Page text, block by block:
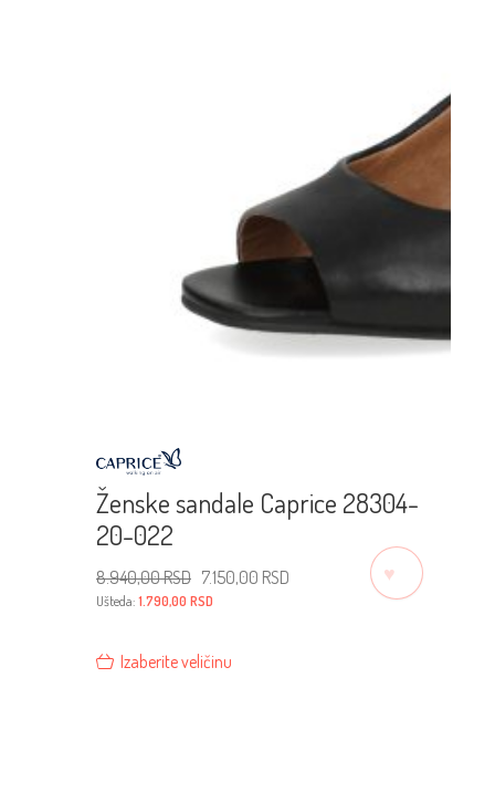
Ženske sandale Caprice 28304-
20-022
8.940,00RSD Originalna
cena
je
bila:
8.940,00 RSD.
7.150,00 RSD
Ušteda:1.790,00 RSD
Izaberite veličinu